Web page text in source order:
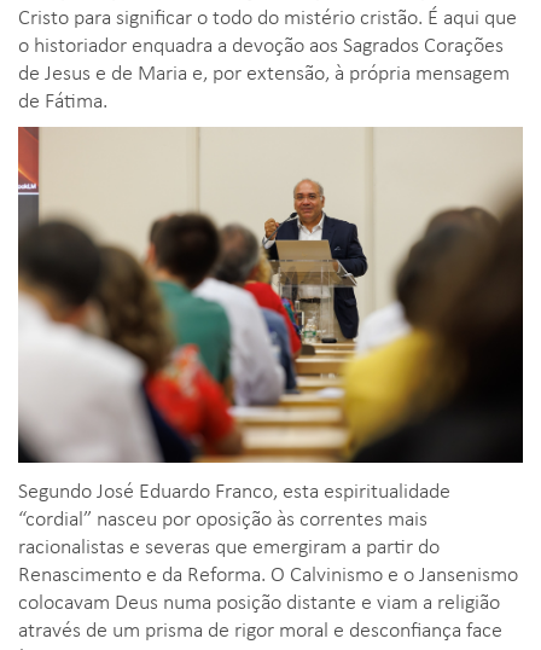
Cristo para significar o todo do mistério cristão. É aqui que
o historiador enquadra a devoção aos Sagrados Corações
de Jesus e de Maria e, por extensão, à própria mensagem
de Fátima.
Segundo José Eduardo Franco, esta espiritualidade
“cordial” nasceu por oposição às correntes mais
racionalistas e severas que emergiram a partir do
Renascimento e da Reforma. O Calvinismo e o Jansenismo
colocavam Deus numa posição distante e viam a religião
através de um prisma de rigor moral e desconfiança face